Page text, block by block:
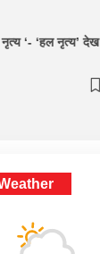
नृत्य ‘- ‘हल नृत्य’ देख